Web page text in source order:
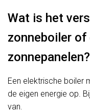
Wat is het
zonneboiler
zonnepanelen?
Een elektrische boiler
de eigen energie op.
van.